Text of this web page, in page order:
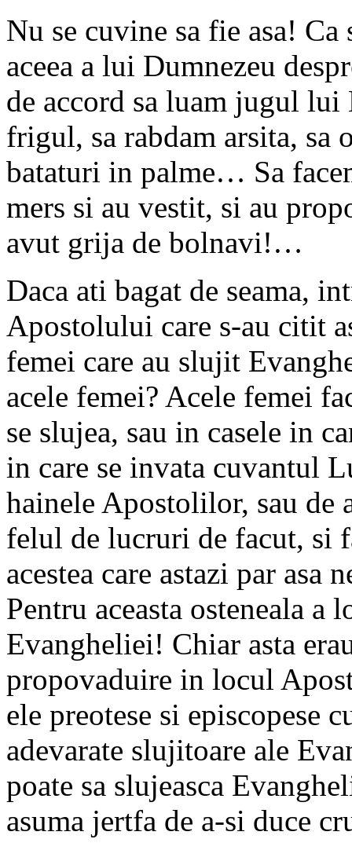
Nu se cuvine sa fie asa! Ca
aceea a lui Dumnezeu
de accord sa luam jugul lui
frigul, sa rabdam arsita, sa
bataturi in palme… Sa
mers si au vestit, si au
avut grija de bolnavi!…
Daca ati bagat de seama,
Apostolului care s-au citit
femei care au slujit
acele femei? Acele femei
se slujea, sau in casele in
in care se invata cuvantul
hainele Apostolilor, sau de
felul de lucruri de facut, si
acestea care astazi par
Pentru aceasta osteneala
Evangheliei! Chiar asta
propovaduire in locul
ele preotese si episcopese
adevarate slujitoare ale
poate sa slujeasca
asuma jertfa de a-si duce